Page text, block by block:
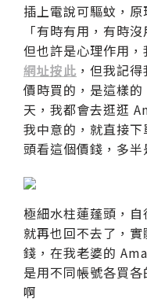
插上電說可驅蚊，
「有時有用，有時
但也許是心理作用，
網址按此 ，但我記
價時買的，是這樣
天，我都會去逛逛
我中意的，就直接
頭看這個價錢，多半
極細水柱蓮蓬頭，自
就再也回不去了，
錢，在我老婆的
是用不同帳號各買
啊